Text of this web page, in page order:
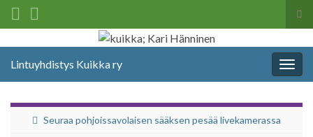
Search for:
Lintuyhdistys Kuikka ry
Seuraa pohjoissavolaisen sääksen pesää livekamerassa